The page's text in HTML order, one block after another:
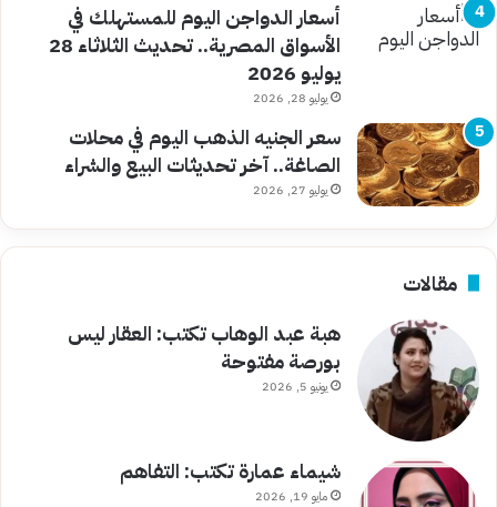
أسعار الدواجن اليوم للمستهلك في
الأسواق المصرية.. تحديث الثلاثاء 28
يوليو 2026
يوليو 28, 2026
سعر الجنيه الذهب اليوم في محلات
الصاغة.. آخر تحديثات البيع والشراء
يوليو 27, 2026
مقالات
هبة عبد الوهاب تكتب: العقار ليس
بورصة مفتوحة
يونيو 5, 2026
شيماء عمارة تكتب: التفاهم
مايو 19, 2026